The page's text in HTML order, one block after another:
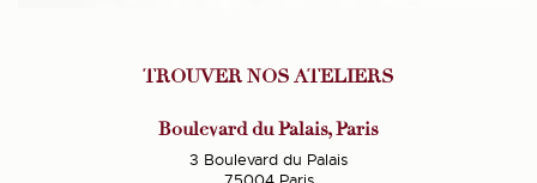
TROUVER NOS ATELIERS
Boulevard du Palais, Paris
3 Boulevard du Palais